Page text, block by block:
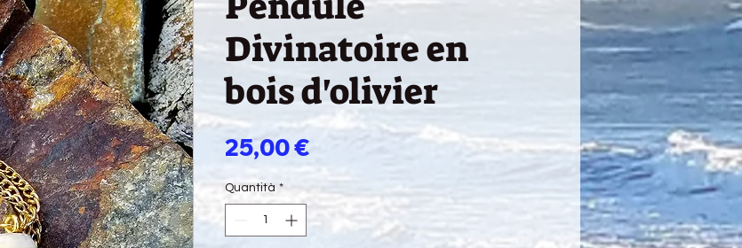
Divinatoire en
bois d'olivier
25,00 €Prezzo
Quantità *